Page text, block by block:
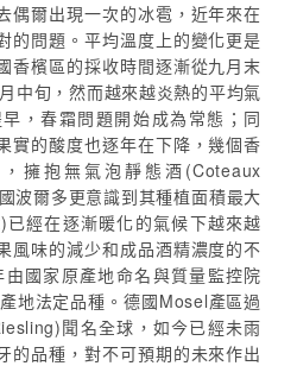
偶爾出現一次的冰雹，近年來在
的問題。平均溫度上的變化更是
香檳區的採收時間逐漸從九月末
中旬，然而越來越炎熱的平均氣
，春霜問題開始成為常態；同
實的酸度也逐年在下降，幾個香
擁抱無氣泡靜態酒(Coteaux
波爾多更意識到其種植面積最大
經在逐漸暖化的氣候下越來越
風味的減少和成品酒精濃度的不
國家原產地命名與質量監控院
地法定品種。德國Mosel產區過
聞名全球，如今已經未雨
的品種，對不可預期的未來作出